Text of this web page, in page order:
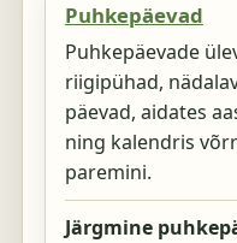
Puhkepäevad
Puhkepäevade
riigipühad,
päevad, aidates
ning kalendris
paremini.
Järgmine